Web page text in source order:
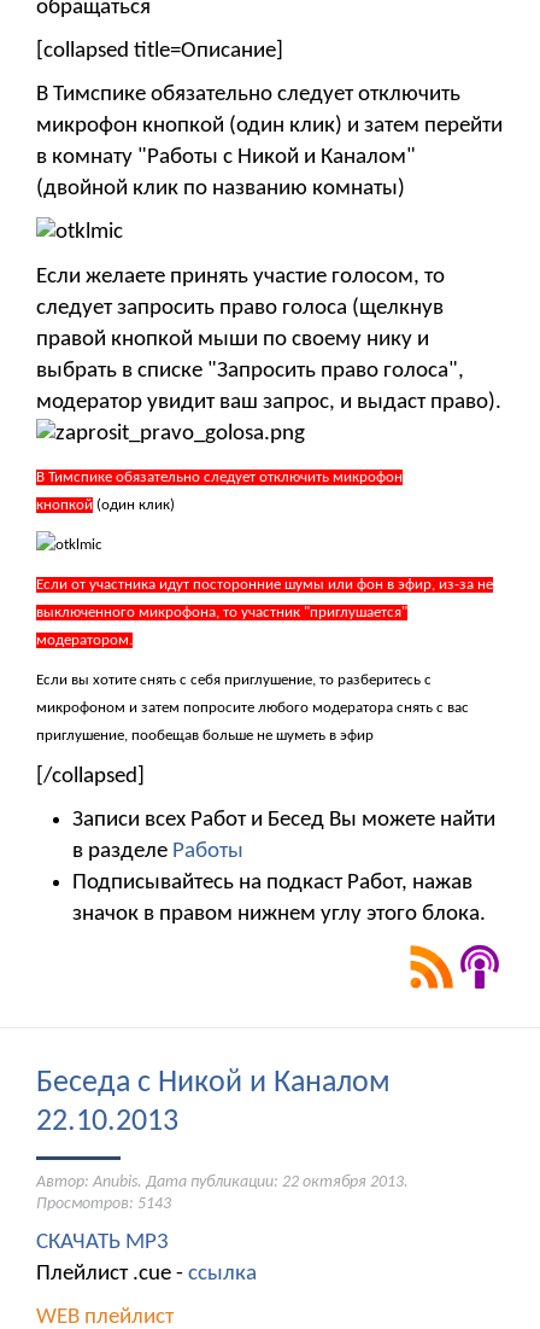
обращаться
[collapsed title=Описание]
В Тимспике обязательно следует отключить
микрофон кнопкой (один клик) и затем перейти
в комнату "Работы с Никой и Каналом"
(двойной клик по названию комнаты)
Если желаете принять участие голосом, то
следует запросить право голоса (щелкнув
правой кнопкой мыши по своему нику и
выбрать в списке "Запросить право голоса",
модератор увидит ваш запрос, и выдаст право).
В Тимспике обязательно следует отключить микрофон
кнопкой (один клик)
Если от участника идут посторонние шумы или фон в эфир, из-за не
выключенного микрофона, то участник "приглушается"
модератором.
Если вы хотите снять с себя приглушение, то разберитесь с
микрофоном и затем попросите любого модератора снять с вас
приглушение, пообещав больше не шуметь в эфир
[/collapsed]
Записи всех Работ и Бесед Вы можете найти
в разделе Работы
Подписывайтесь на подкаст Работ, нажав
значок в правом нижнем углу этого блока.
Беседа с Никой и Каналом
22.10.2013
Автор: Anubis. Дата публикации: 22 октября 2013.
Просмотров: 5143
СКАЧАТЬ МР3
Плейлист .cue - ссылка
WEB плейлист